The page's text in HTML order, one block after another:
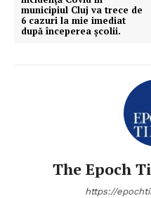
municipiul Cluj va trece de
6 cazuri la mie imediat
după începerea școlii.
The Epoch
https://